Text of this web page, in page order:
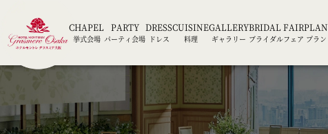
CHAPEL
挙式会場
PARTY
パーティ会場
DRESS
ドレス
CUISINE
料理
GALLERY
ギャラリー
BRIDAL FAIR
ブライダルフェア
PLAN
プラン